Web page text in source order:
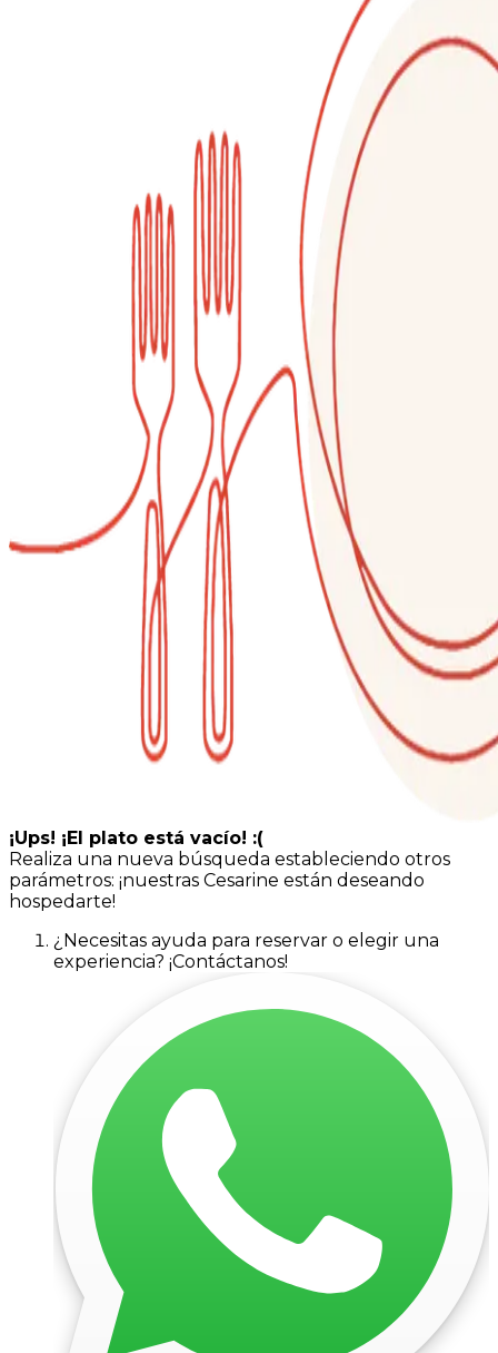
¡Ups! ¡El plato está vacío! :(
Realiza una nueva búsqueda estableciendo otros
parámetros: ¡nuestras Cesarine están deseando
hospedarte!
¿Necesitas ayuda para reservar o elegir una
experiencia? ¡Contáctanos!